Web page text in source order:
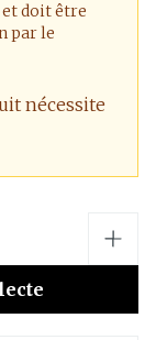
et doit être
par le
nécessite